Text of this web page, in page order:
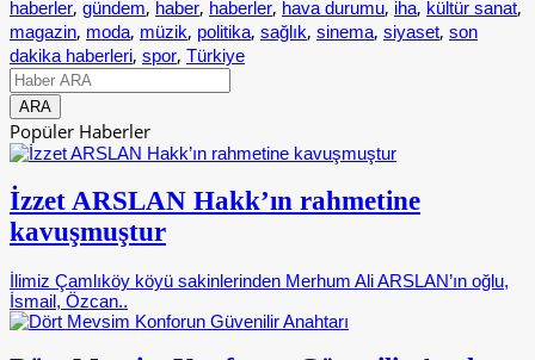
haberler, gündem, haber, haberler, hava durumu, iha, kültür sanat,
magazin, moda, müzik, politika, sağlık, sinema, siyaset, son
dakika haberleri, spor, Türkiye
Popüler Haberler
İzzet ARSLAN Hakk’ın rahmetine
kavuşmuştur
İlimiz Çamlıköy köyü sakinlerinden Merhum Ali ARSLAN’ın oğlu,
İsmail, Özcan..